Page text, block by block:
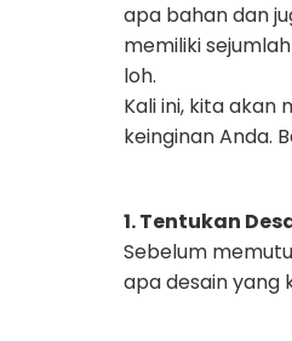
apa bahan dan
memiliki
loh.
Kali ini, kita akan
keinginan Anda.
1. Tentukan
Sebelum
apa desain yang